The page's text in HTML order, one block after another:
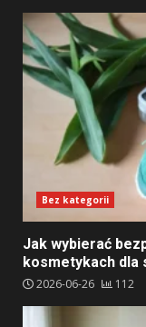
Bez kategorii
Jak wybierać
kosmetykach dla
2026-06-26 112